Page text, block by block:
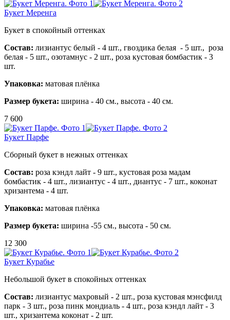
Букет Меренга
Букет в спокойный оттенках
Состав: лизиантус белый - 4 шт., гвоздика белая - 5 шт., роза
белая - 5 шт., озотамнус - 2 шт., роза кустовая бомбастик - 3
шт.
Упаковка: матовая плёнка
Размер букета: ширина - 40 см., высота - 40 см.
7 600
Букет Парфе
Сборный букет в нежных оттенках
Состав: роза кэндл лайт - 9 шт., кустовая роза мадам
бомбастик - 4 шт., лизиантус - 4 шт., диантус - 7 шт., коконат
хризантема - 4 шт.
Упаковка: матовая плёнка
Размер букета: ширина -55 см., высота - 50 см.
12 300
Букет Курабье
Небольшой букет в спокойных оттенках
Состав: лизиантус махровый - 2 шт., роза кустовая мэнсфилд
парк - 3 шт., роза пинк мондиаль - 4 шт., роза кэндл лайт - 3
шт., хризантема коконат - 2 шт.